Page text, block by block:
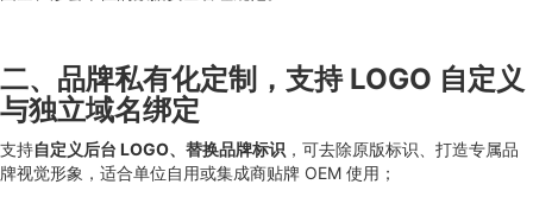
二、品牌私有化定制，支持 LOGO 自定义
与独立域名绑定
支持自定义后台 LOGO、替换品牌标识 ，可去除原版标识、打造专属品
牌视觉形象，适合单位自用或集成商贴牌 OEM 使用；